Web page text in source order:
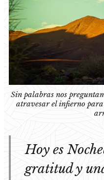
Sin palabras nos
atravesar el infierno para
Hoy es
gratitud y